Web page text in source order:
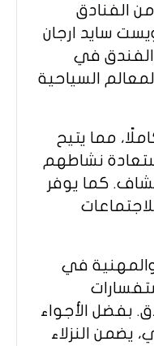
الفنادق
سايد ارجان
الفندق في
السياحية
مما يتيح
نشاطهم
كما يوفر
والمهنية في
بفضل الأجواء
يضمن النزلاء